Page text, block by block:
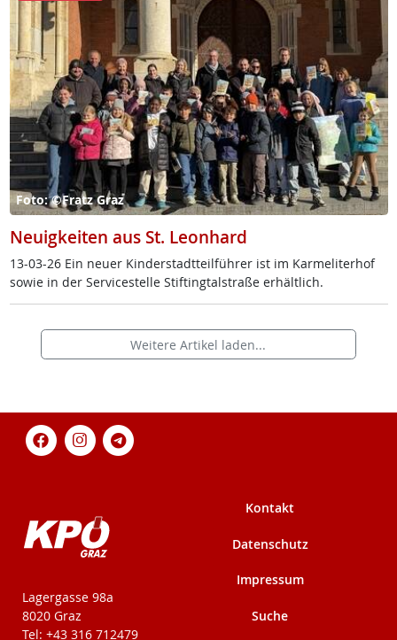
Foto: ©Fratz Graz
Neuigkeiten aus St. Leonhard
13-03-26 Ein neu­er Kin­der­stadt­teil­füh­rer ist im Kar­me­li­ter­hof
so­wie in der Ser­vice­s­tel­le Stif­ting­tal­stra­ße er­hält­lich.
Weitere Artikel laden...
KPÖ-Steiermark
Lagergasse 98a
8020 Graz
Tel: +43 316 712479
Kontakt
Datenschutz
Impressum
Suche